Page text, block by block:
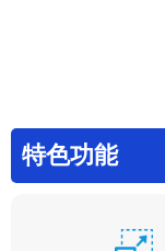
特色功能